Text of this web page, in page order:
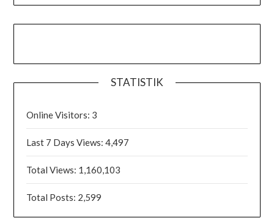
STATISTIK
Online Visitors: 3
Last 7 Days Views:4,497
Total Views: 1,160,103
Total Posts: 2,599